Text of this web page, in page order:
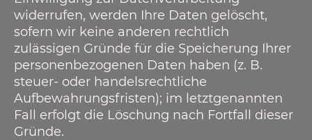
widerrufen, werden Ihre Daten gelöscht,
sofern wir keine anderen rechtlich
zulässigen Gründe für die Speicherung Ihrer
personenbezogenen Daten haben (z. B.
steuer- oder handelsrechtliche
Aufbewahrungsfristen); im letztgenannten
Fall erfolgt die Löschung nach Fortfall dieser
Gründe.